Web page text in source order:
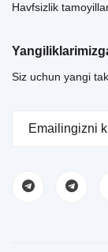
Havfsizlik
Siz uchun yangi